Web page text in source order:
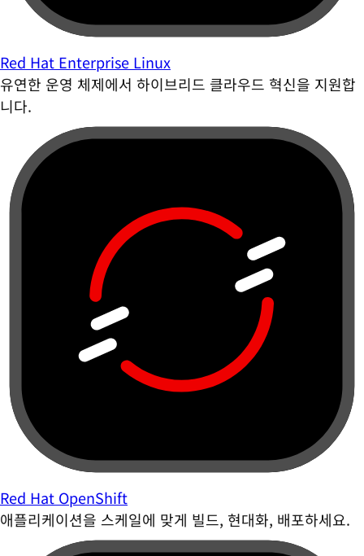
Red Hat Enterprise Linux
유연한 운영 체제에서 하이브리드 클라우드 혁신을 지원합
니다.
Red Hat OpenShift
애플리케이션을 스케일에 맞게 빌드, 현대화, 배포하세요.